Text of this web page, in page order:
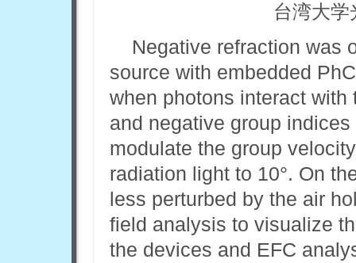
台湾大
Negative refraction was
source with embedded
when photons interact
and negative group
modulate the group
radiation light to 10°. On
less perturbed by the air
field analysis to visualize
the devices and EFC